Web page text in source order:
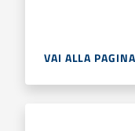
VAI ALLA PAGINA